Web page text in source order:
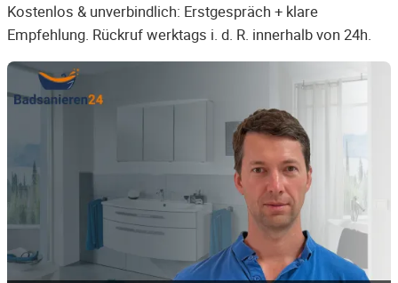
Kostenlos & unverbindlich: Erstgespräch + klare
Empfehlung. Rückruf werktags i. d. R. innerhalb von 24h.